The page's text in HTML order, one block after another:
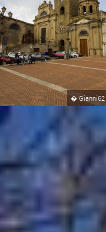
�Gianni62